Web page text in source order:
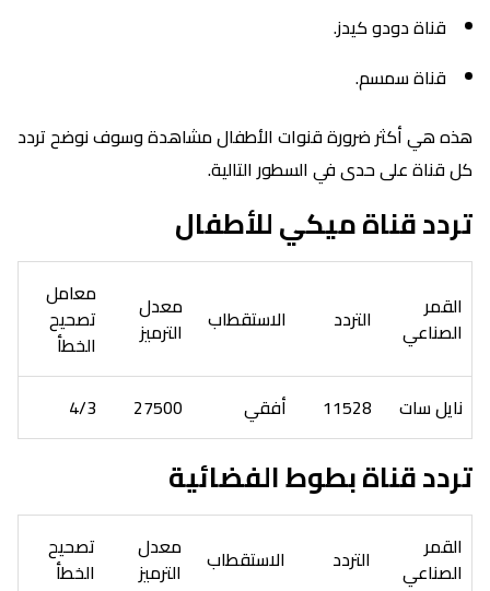
قناة دودو كيدز.
قناة سمسم.
هذه هي أكثر ضرورة قنوات الأطفال مشاهدة وسوف نوضح تردد
كل قناة على حدى في السطور التالية.
تردد قناة ميكي للأطفال
القمر
الصناعي
التردد الاستقطاب
معدل
الترميز
معامل
تصحيح
الخطأ
نايل سات
11528 أفقي 27500
4/3
تردد قناة بطوط الفضائية
القمر
الصناعي
التردد الاستقطاب
معدل
الترميز
تصحيح
الخطأ